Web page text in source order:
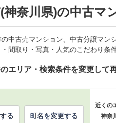
神奈川県)の中古マ
中古売マンション、中古分譲マン
間取り・写真・人気のこだわり条
エリア・検索条件を変更して
近くの
神奈
る 町名を変更する